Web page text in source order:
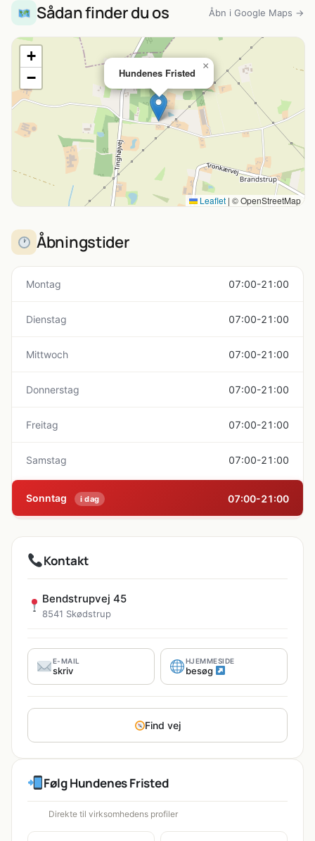
Sådan finder du os Åbn i Google Maps →
Hundenes Fristed
×
+
−
Leaflet | © OpenStreetMap
Åbningstider
Montag 07:00-21:00
Dienstag 07:00-21:00
Mittwoch 07:00-21:00
Donnerstag 07:00-21:00
Freitag 07:00-21:00
Samstag 07:00-21:00
Sonntag i dag 07:00-21:00
Kontakt
Bendstrupvej 45
8541 Skødstrup
E-MAIL
skriv
HJEMMESIDE
besøg
Find vej
Følg Hundenes Fristed
Direkte til virksomhedens profiler